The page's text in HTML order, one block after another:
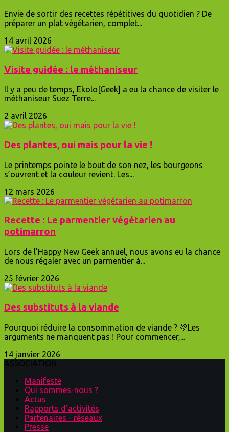
Envie de sortir des recettes répétitives du quotidien ? De
préparer un plat végétarien, complet...
14 avril 2026
Visite guidée : le méthaniseur
Il y a peu de temps, Ekolo[Geek] a eu la chance de visiter le
méthaniseur Suez Terre...
2 avril 2026
Des plantes, oui mais pour la vie !
Le printemps pointe le bout de son nez, les bourgeons
s’ouvrent et la couleur revient. Les...
12 mars 2026
Recette : Le parmentier végétarien au
potimarron
Lors de l'Happy New Geek annuel, nous avons eu la chance
de nous régaler avec un parmentier à...
25 février 2026
Des substituts à la viande
Pourquoi réduire la consommation de viande ? 💚Les
arguments ne manquent pas ! Pour commencer,...
14 janvier 2026
Manifeste
Qui sommes-nous ?
Actus
Rapports d'activités
Partenaires - réseaux
Presse